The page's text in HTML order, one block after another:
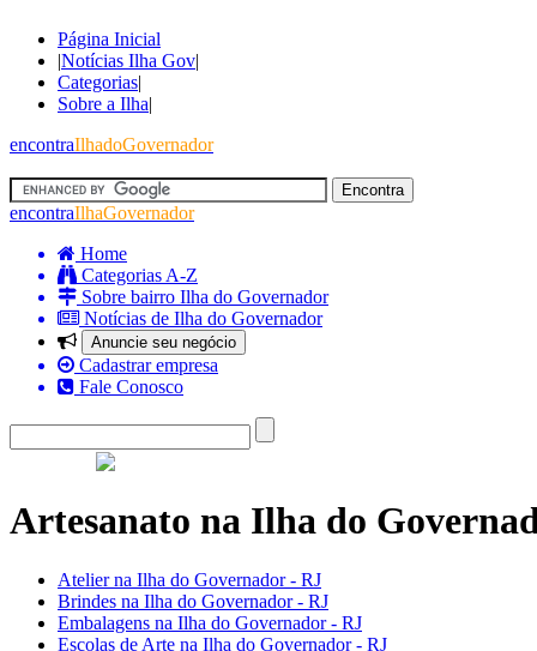
Página Inicial
|Notícias Ilha Gov|
Categorias|
Sobre a Ilha|
encontraIlhadoGovernador
encontraIlhaGovernador
Home
Categorias A-Z
Sobre bairro Ilha do Governador
Notícias de Ilha do Governador
Anuncie seu negócio
Cadastrar empresa
Fale Conosco
Artesanato na Ilha do
Atelier na Ilha do Governador - RJ
Brindes na Ilha do Governador - RJ
Embalagens na Ilha do Governador - RJ
Escolas de Arte na Ilha do Governador - RJ